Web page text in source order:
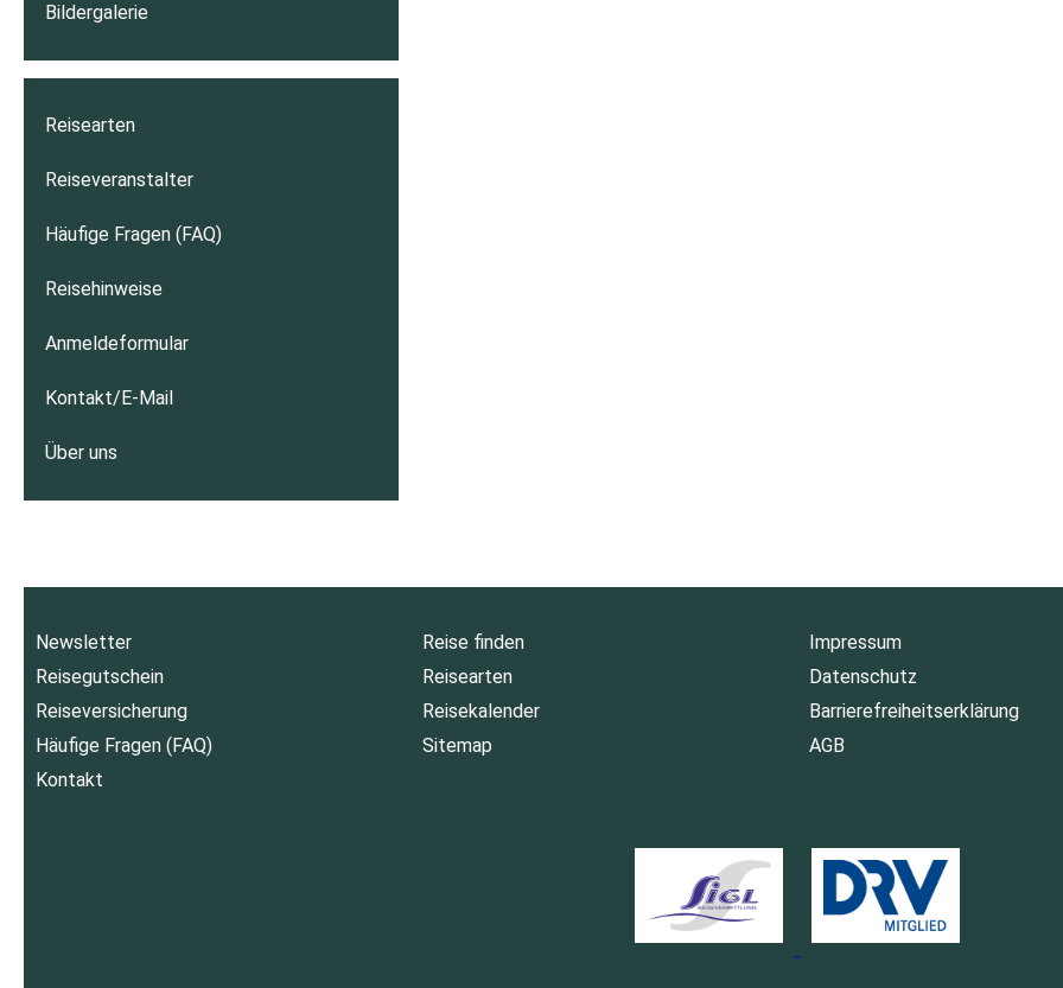
Bildergalerie
Reisearten
Reiseveranstalter
Häufige Fragen (FAQ)
Reisehinweise
Anmeldeformular
Kontakt/E-Mail
Über uns
Newsletter
Reisegutschein
Reiseversicherung
Häufige Fragen (FAQ)
Kontakt
Reise finden
Reisearten
Reisekalender
Sitemap
Impressum
Datenschutz
Barrierefreiheitserklärung
AGB